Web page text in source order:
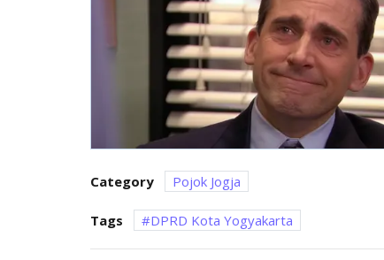
Category Pojok Jogja
Tags DPRD Kota Yogyakarta